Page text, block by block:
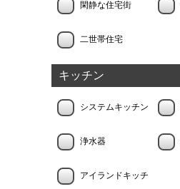
閑静な住宅街
二世帯住宅
キッチン
システムキッチン
浄水器
アイランドキッチ